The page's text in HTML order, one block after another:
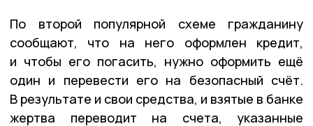
По второй популярной схеме гражданину
сообщают, что на него оформлен кредит,
и чтобы его погасить, нужно оформить ещё
один и перевести его на безопасный счёт.
В результате и свои средства, и взятые в банке
жертва переводит на счета, указанные